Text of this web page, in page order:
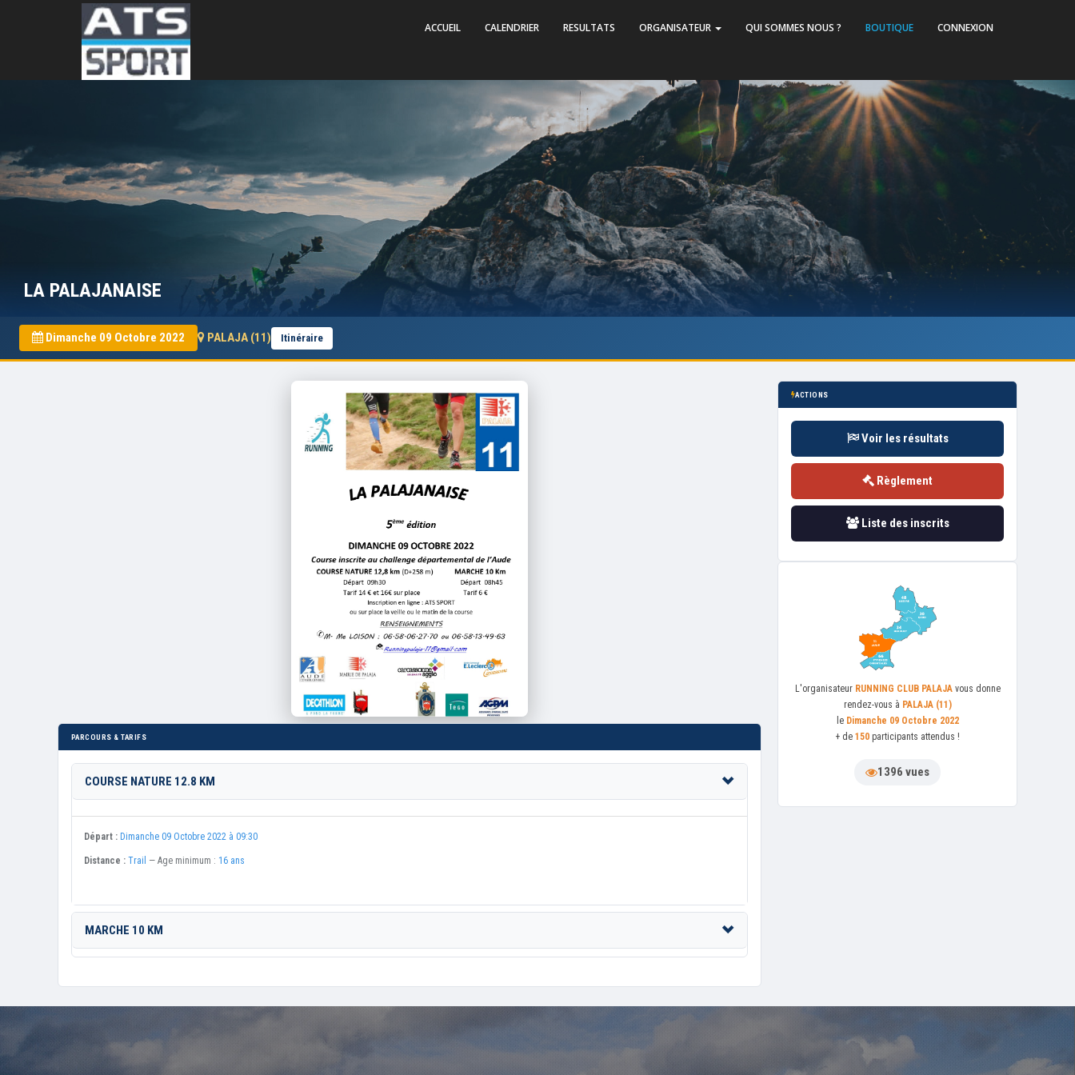
ACCUEIL CALENDRIER RESULTATS ORGANISATEUR QUI SOMMES NOUS ? BOUTIQUE CONNEXION
LA PALAJANAISE
Dimanche 09 Octobre 2022 PALAJA (11) Itinéraire
PARCOURS & TARIFS
COURSE NATURE 12.8 KM
Départ : Dimanche 09 Octobre 2022 à 09:30
Distance : Trail — Age minimum : 16 ans
MARCHE 10 KM
ACTIONS
Voir les résultats
Règlement
Liste des inscrits
L'organisateur RUNNING CLUB PALAJAvous donne
rendez-vous à PALAJA (11)
le Dimanche 09 Octobre 2022
+ de 150 participants attendus !
1396 vues